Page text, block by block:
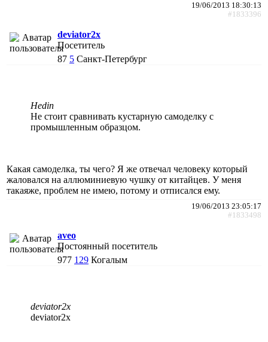
19/06/2013 18:30:13
#1833396
deviator2x
Посетитель
87 5 Санкт-Петербург
Hedin
Не стоит сравнивать кустарную самоделку с
промышленным образцом.
Какая самоделка, ты чего? Я же отвечал человеку который
жаловался на аллюминиевую чушку от китайцев. У меня
такаяже, проблем не имею, потому и отписался ему.
19/06/2013 23:05:17
#1833498
aveo
Постоянный посетитель
977 129 Когалым
deviator2x
deviator2x